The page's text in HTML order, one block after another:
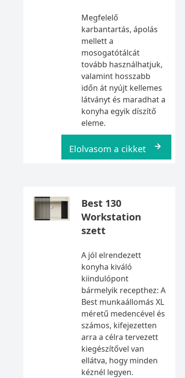
Megfelelő
karbantartás, ápolás
mellett a
mosogatótálcát
tovább használhatjuk,
valamint hosszabb
időn át nyújt kellemes
látványt és maradhat a
konyha egyik díszítő
eleme.
Elolvasom a cikket
Best 130
Workstation
szett
A jól elrendezett
konyha kiváló
kiindulópont
bármelyik recepthez: A
Best munkaállomás XL
méretű medencével és
számos, kifejezetten
arra a célra tervezett
kiegészítővel van
ellátva, hogy minden
kéznél legyen.